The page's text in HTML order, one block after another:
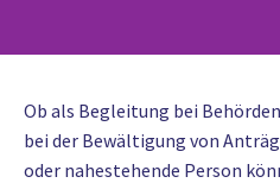
Ob als Begleitung bei
bei der Bewältigung von
oder nahestehende Person